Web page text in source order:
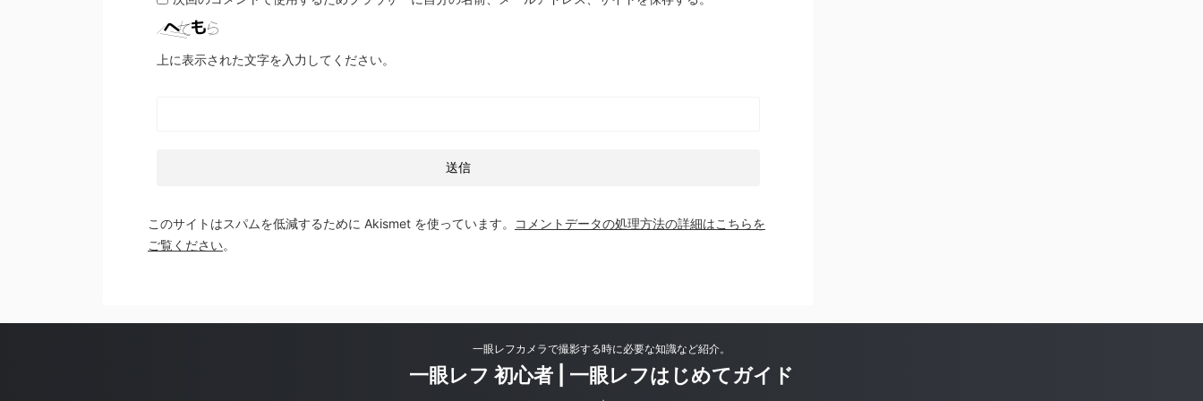
上に表示された文字を入力してください。
このサイトはスパムを低減するために Akismet を使っています。
コメントデータの処理方法の詳細はこちらを
ご覧ください。
一眼レフカメラで撮影する時に必要な知識など紹介。
一眼レフ 初心者 | 一眼レフはじめてガイド